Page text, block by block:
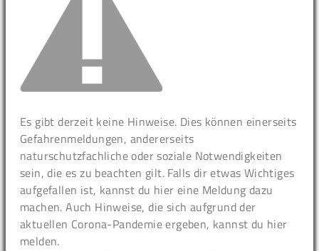
Es gibt derzeit keine Hinweise. Dies können einerseits
Gefahrenmeldungen, andererseits
naturschutzfachliche oder soziale Notwendigkeiten
sein, die es zu beachten gilt. Falls dir etwas Wichtiges
aufgefallen ist, kannst du hier eine Meldung dazu
machen. Auch Hinweise, die sich aufgrund der
aktuellen Corona-Pandemie ergeben, kannst du hier
melden.